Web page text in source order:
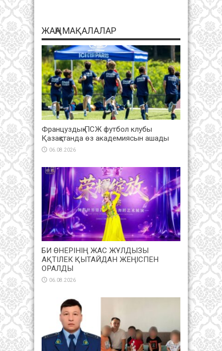
ЖАҢА МАҚАЛАЛАР
Француздық ПСЖ футбол клубы
Қазақстанда өз академиясын ашады
06.08.2026
БИ ӨНЕРІНІҢ ЖАС ЖҰЛДЫЗЫ
АҚТІЛЕК ҚЫТАЙДАН ЖЕҢІСПЕН
ОРАЛДЫ
06.08.2026